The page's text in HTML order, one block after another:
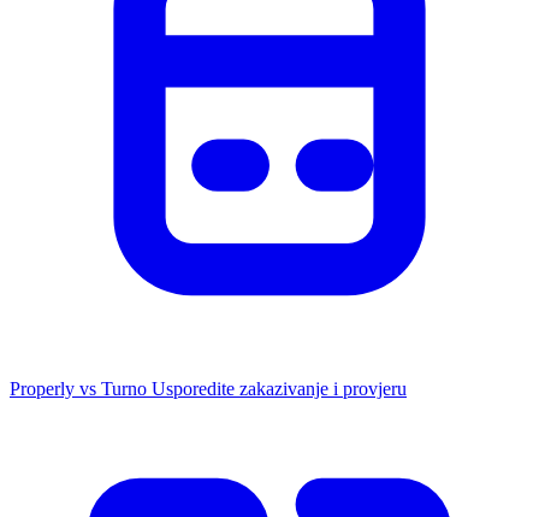
Properly vs Turno Usporedite zakazivanje i provjeru